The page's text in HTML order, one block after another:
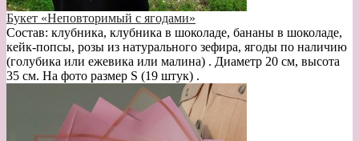
Букет «Неповторимый с ягодами»
Состав: клубника, клубника в шоколаде, бананы в шоколаде,
кейк-попсы, розы из натурального зефира, ягоды по наличию
(голубика или ежевика или малина) . Диаметр 20 см, высота
35 см. На фото размер S (19 штук) .